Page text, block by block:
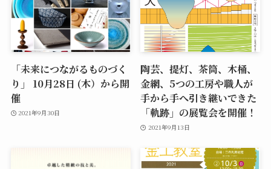
「未来につながるものづく
り」 10月28日 (木）から開
催
2021年9月30日
陶芸、提灯、茶筒、木桶、
金網、5つの工房や職人が
手から手へ引き継いできた
「軌跡」の展覧会を開催！
2021年9月13日